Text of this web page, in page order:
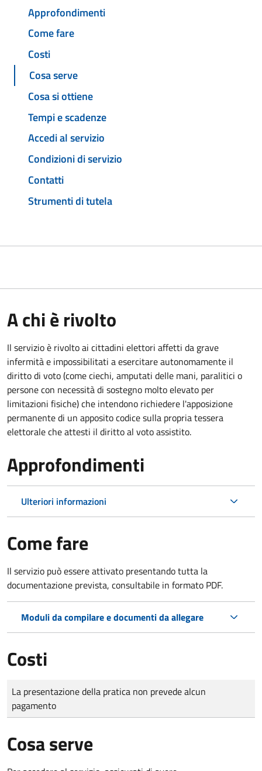
Approfondimenti
Come fare
Costi
Cosa serve
Cosa si ottiene
Tempi e scadenze
Accedi al servizio
Condizioni di servizio
Contatti
Strumenti di tutela
A chi è rivolto
Il servizio è rivolto ai cittadini elettori affetti da grave
infermità e impossibilitati a esercitare autonomamente il
diritto di voto (come ciechi, amputati delle mani, paralitici o
persone con necessità di sostegno molto elevato per
limitazioni fisiche) che intendono richiedere l'apposizione
permanente di un apposito codice sulla propria tessera
elettorale che attesti il diritto al voto assistito.
Approfondimenti
Ulteriori informazioni
Come fare
Il servizio può essere attivato presentando tutta la
documentazione prevista, consultabile in formato PDF.
Moduli da compilare e documenti da allegare
Costi
Tipo di pagamento
Importo
La presentazione della pratica non prevede alcun
pagamento
Cosa serve